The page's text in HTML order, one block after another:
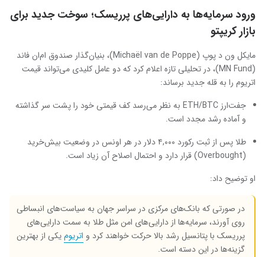
ورود سرمایه‌ها به دارایی‌های پرریسک؛ سوخت جدید برای
بازار کریپتو
مایکل ون د پوپ (Michaël van de Poppe)، بنیان‌گذار صندوق ام‌ان فاند
(MN Fund)، در تحلیلی تازه اعلام کرد که دو عامل کلیدی می‌تواند قیمت
اتریوم را به قله جدید برساند:
جفت‌ارز ETH/BTC به نظر می‌رسد کف قیمتی خود را پشت سر گذاشته
و آماده رشد مجدد است.
طلا پس از ثبت رکورد ۴,۰۰۰ دلار در هر اونس در وضعیت بیش‌خرید
(Overbought) قرار دارد و احتمال اصلاح آن زیاد است.
او توضیح داد:
در صورتی که بانک‌های مرکزی در سراسر جهان به سیاست‌های انبساطی
روی آورند، سرمایه‌ها از دارایی‌های امن مثل طلا به سمت دارایی‌های
پرریسک با پتانسیل رشد بالا حرکت خواهند کرد و اتریومیکی از بهترین
گزینه‌ها در این دسته است.